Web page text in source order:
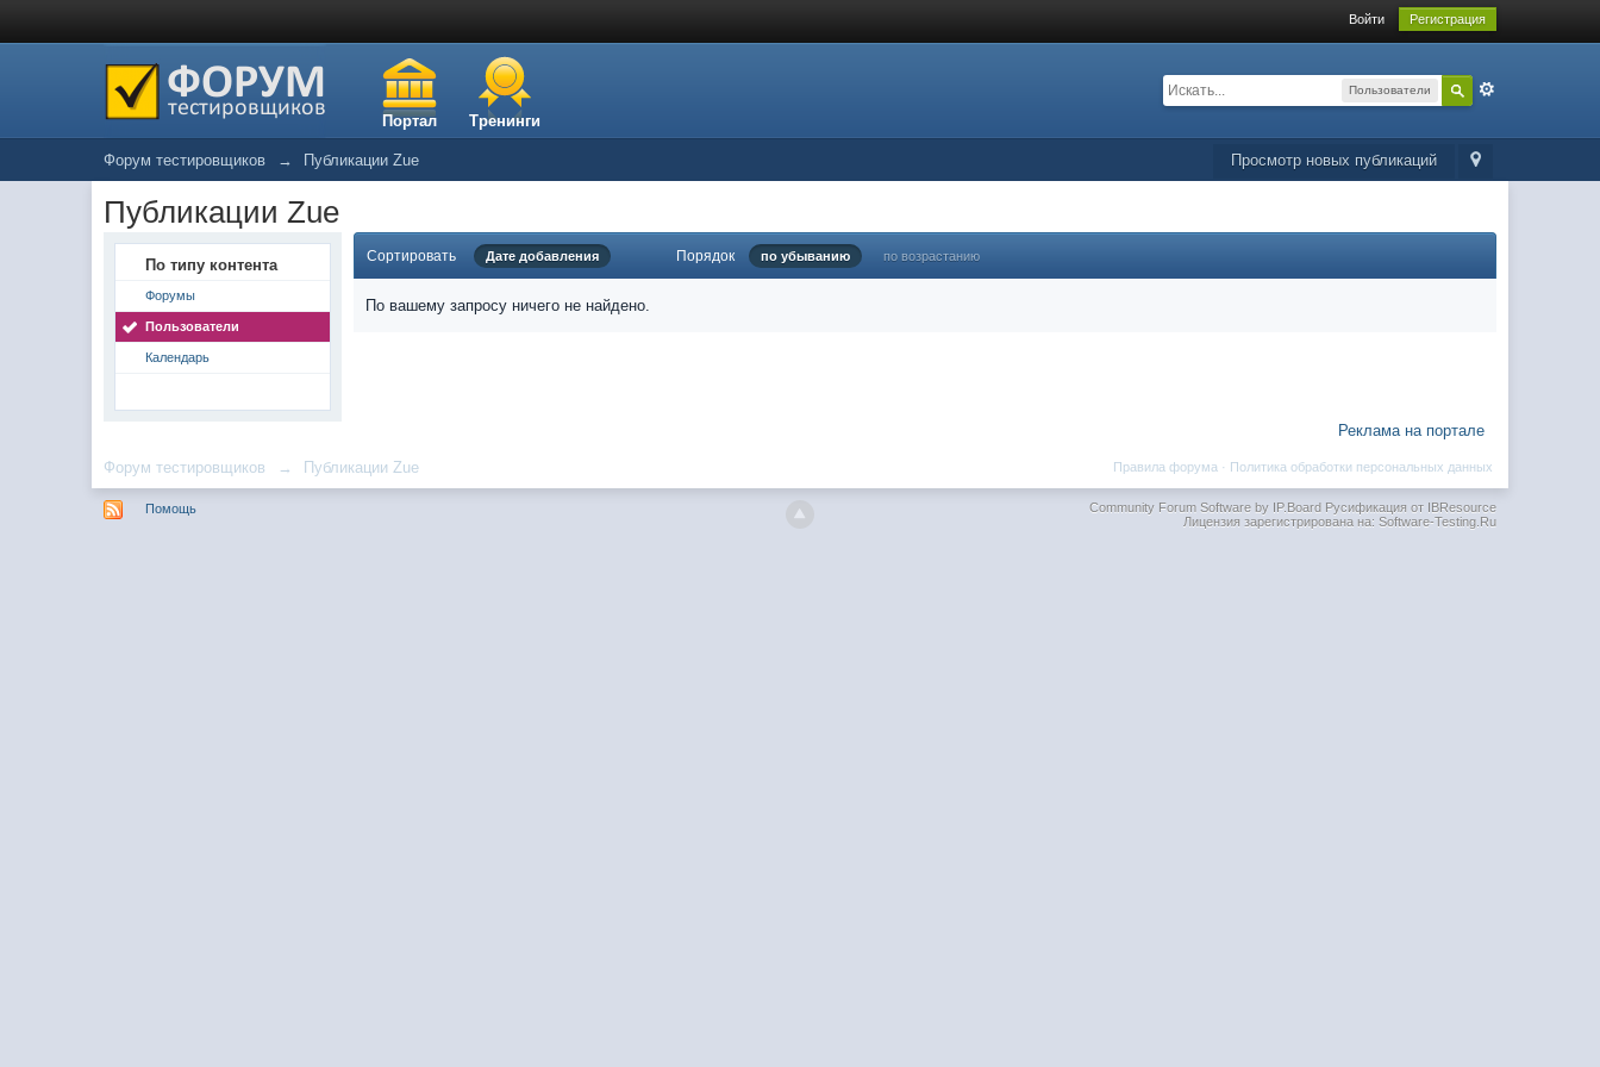
Войти Регистрация
Портал Тренинги
Пользователи
Просмотр новых публикаций
Форум тестировщиков → Публикации Zue
Публикации Zue
По типу контента
Форумы
Пользователи
Календарь
Сортировать Дате добавления Порядок по убыванию по возрастанию
По вашему запросу ничего не найдено.
Реклама на портале
Форум тестировщиков → Публикации Zue Политика обработки персональных данных
Правила форума ·
Помощь Community Forum Software by IP.BoardРусификация от IBResource
Лицензия зарегистрирована на: Software-Testing.Ru